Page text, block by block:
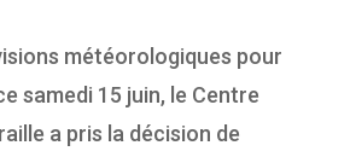
météorologiques pour
samedi 15 juin, le Centre
a pris la décision de